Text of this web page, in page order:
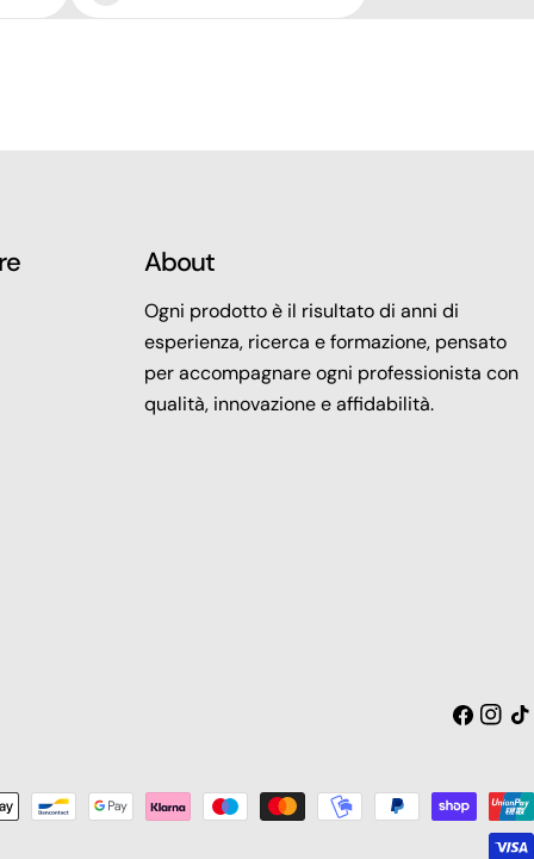
About
Ogni prodotto è il risultato di anni di
esperienza, ricerca e formazione, pensato
per accompagnare ogni professionista con
qualità, innovazione e affidabilità.
Facebook
Tic